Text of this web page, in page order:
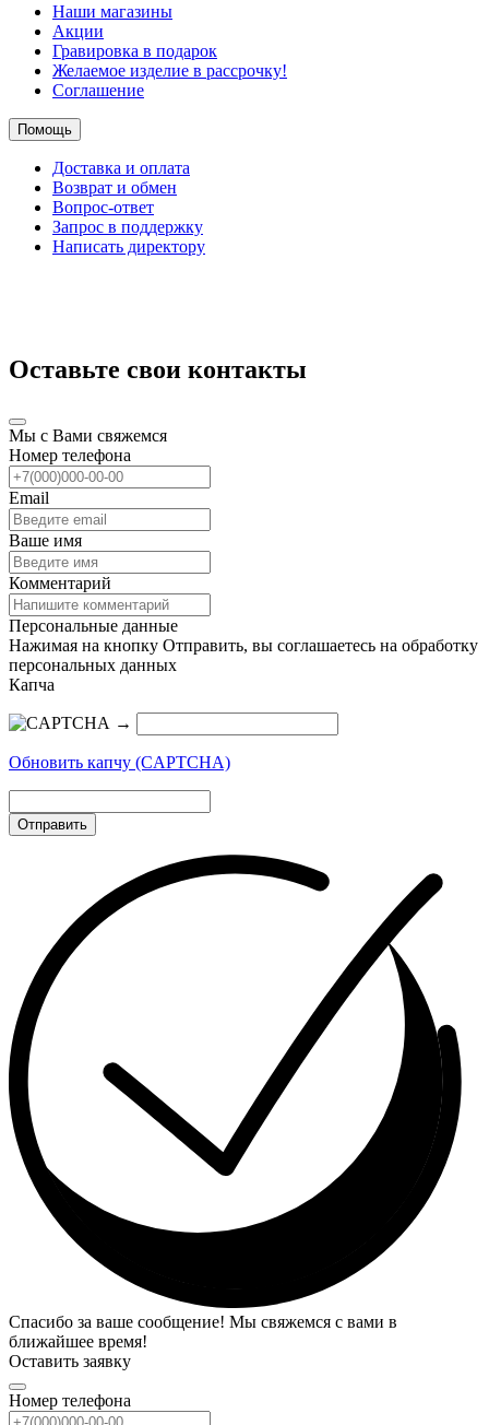
Наши магазины
Акции
Гравировка в подарок
Желаемое изделие в рассрочку!
Соглашение
Помощь
Доставка и оплата
Возврат и обмен
Вопрос-ответ
Запрос в поддержку
Написать директору
Оставьте свои контакты
Мы с Вами свяжемся
Номер телефона
Email
Ваше имя
Комментарий
Персональные данные
Нажимая на кнопку Отправить, вы соглашаетесь на обработку
персональных данных
Капча
→
Обновить капчу (CAPTCHA)
Отправить
Спасибо за ваше сообщение! Мы свяжемся с вами в
ближайшее время!
Оставить заявку
Номер телефона